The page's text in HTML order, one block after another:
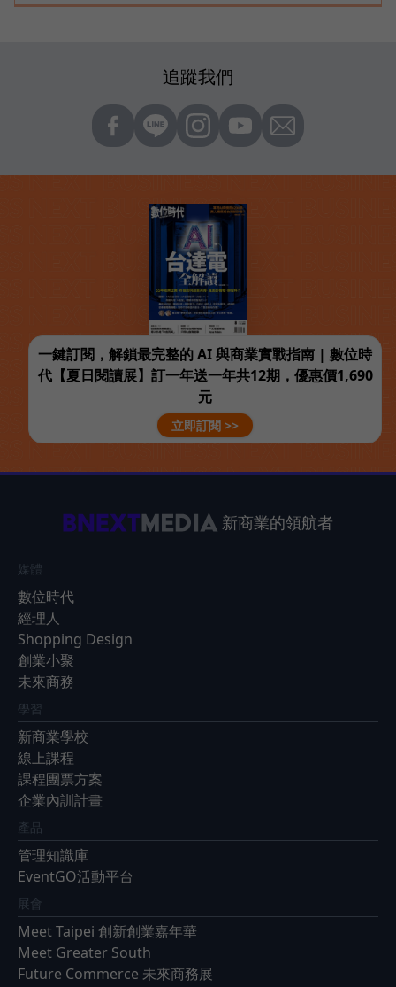
追蹤我們
一鍵訂閱，解鎖最完整的 AI 與商業實戰指南 | 數位時
代【夏日閱讀展】訂一年送一年共12期，優惠價1,690
元
立即訂閱 >>
新商業的領航者
媒體
數位時代
經理人
Shopping Design
創業小聚
未來商務
學習
新商業學校
線上課程
課程團票方案
企業內訓計畫
產品
管理知識庫
EventGO活動平台
展會
Meet Taipei 創新創業嘉年華
Meet Greater South
Future Commerce 未來商務展